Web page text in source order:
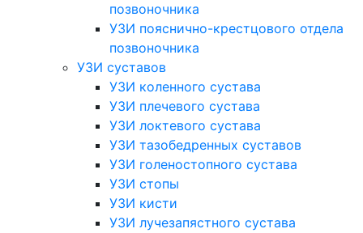
позвоночника
УЗИ пояснично-крестцового отдела
позвоночника
УЗИ суставов
УЗИ коленного сустава
УЗИ плечевого сустава
УЗИ локтевого сустава
УЗИ тазобедренных суставов
УЗИ голеностопного сустава
УЗИ стопы
УЗИ кисти
УЗИ лучезапястного сустава